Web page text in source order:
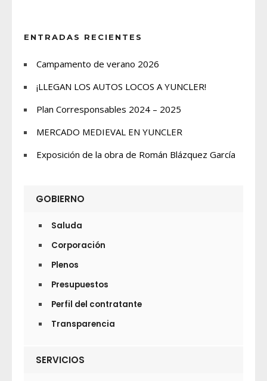
ENTRADAS RECIENTES
Campamento de verano 2026
¡LLEGAN LOS AUTOS LOCOS A YUNCLER!
Plan Corresponsables 2024 – 2025
MERCADO MEDIEVAL EN YUNCLER
Exposición de la obra de Román Blázquez García
GOBIERNO
Saluda
Corporación
Plenos
Presupuestos
Perfil del contratante
Transparencia
SERVICIOS